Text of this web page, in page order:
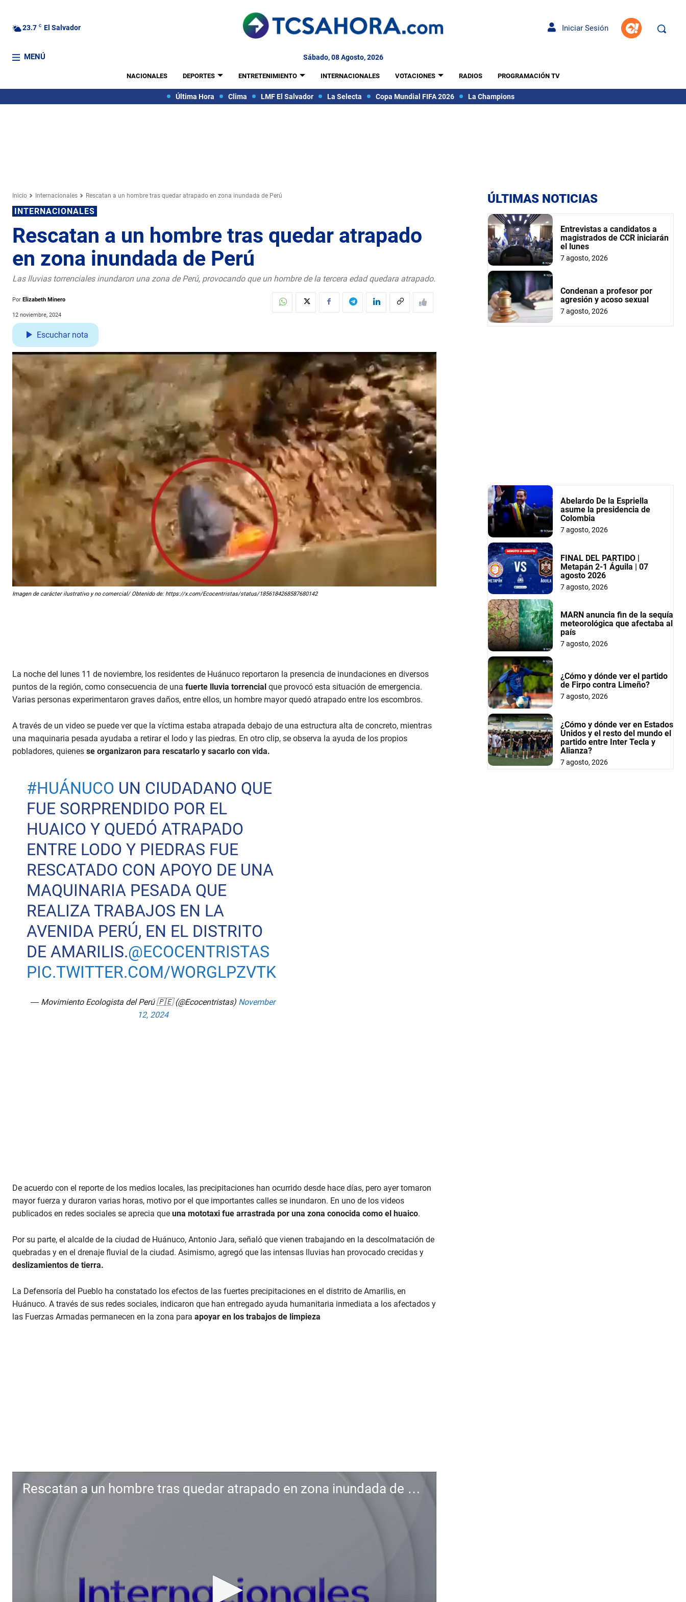
23.7 C El Salvador Iniciar Sesión
MENÚ Sábado, 08 Agosto, 2026
NACIONALES DEPORTES ENTRETENIMIENTO INTERNACIONALES VOTACIONES RADIOS PROGRAMACIÓN TV
Última Hora Clima LMF El Salvador La Selecta Copa Mundial FIFA 2026 La Champions
Inicio Internacionales Rescatan a un hombre tras quedar atrapado en zona inundada de Perú
INTERNACIONALES
Rescatan a un hombre tras quedar atrapado
en zona inundada de Perú
Las lluvias torrenciales inundaron una zona de Perú, provocando que un hombre de la tercera edad quedara atrapado.
Por Elizabeth Minero
12 noviembre, 2024
Escuchar nota
Imagen de carácter ilustrativo y no comercial/ Obtenido de: https://x.com/Ecocentristas/status/1856184268587680142
La noche del lunes 11 de noviembre, los residentes de Huánuco reportaron la presencia de inundaciones en diversos
puntos de la región, como consecuencia de una fuerte lluvia torrencial que provocó esta situación de emergencia.
Varias personas experimentaron graves daños, entre ellos, un hombre mayor quedó atrapado entre los escombros.
A través de un video se puede ver que la víctima estaba atrapada debajo de una estructura alta de concreto, mientras
una maquinaria pesada ayudaba a retirar el lodo y las piedras. En otro clip, se observa la ayuda de los propios
pobladores, quienes se organizaron para rescatarlo y sacarlo con vida.
#HUÁNUCO UN CIUDADANO QUE
FUE SORPRENDIDO POR EL
HUAICO Y QUEDÓ ATRAPADO
ENTRE LODO Y PIEDRAS FUE
RESCATADO CON APOYO DE UNA
MAQUINARIA PESADA QUE
REALIZA TRABAJOS EN LA
AVENIDA PERÚ, EN EL DISTRITO
DE AMARILIS.@ECOCENTRISTAS
PIC.TWITTER.COM/WORGLPZVTK
— Movimiento Ecologista del Perú 🇵🇪 (@Ecocentristas) November
12, 2024
De acuerdo con el reporte de los medios locales, las precipitaciones han ocurrido desde hace días, pero ayer tomaron
mayor fuerza y duraron varias horas, motivo por el que importantes calles se inundaron. En uno de los videos
publicados en redes sociales se aprecia que una mototaxi fue arrastrada por una zona conocida como el huaico.
Por su parte, el alcalde de la ciudad de Huánuco, Antonio Jara, señaló que vienen trabajando en la descolmatación de
quebradas y en el drenaje fluvial de la ciudad. Asimismo, agregó que las intensas lluvias han provocado crecidas y
deslizamientos de tierra.
La Defensoría del Pueblo ha constatado los efectos de las fuertes precipitaciones en el distrito de Amarilis, en
Huánuco. A través de sus redes sociales, indicaron que han entregado ayuda humanitaria inmediata a los afectados y
las Fuerzas Armadas permanecen en la zona para apoyar en los trabajos de limpieza
Rescatan a un hombre tras quedar atrapado en zona inundada de Perú
ÚLTIMAS NOTICIAS
Entrevistas a candidatos a
magistrados de CCR iniciarán
el lunes
7 agosto, 2026
Condenan a profesor por
agresión y acoso sexual
7 agosto, 2026
Abelardo De la Espriella
asume la presidencia de
Colombia
7 agosto, 2026
FINAL DEL PARTIDO |
Metapán 2-1 Águila | 07
agosto 2026
7 agosto, 2026
MARN anuncia fin de la sequía
meteorológica que afectaba al
país
7 agosto, 2026
¿Cómo y dónde ver el partido
de Firpo contra Limeño?
7 agosto, 2026
¿Cómo y dónde ver en Estados
Unidos y el resto del mundo el
partido entre Inter Tecla y
Alianza?
7 agosto, 2026